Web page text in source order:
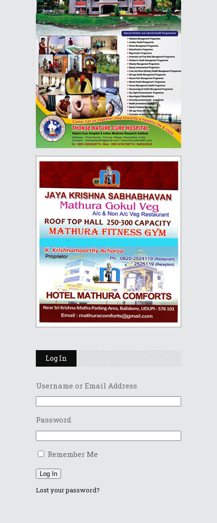
Log In
Username or Email Address
Password
Remember Me
Log In
Lost your password?